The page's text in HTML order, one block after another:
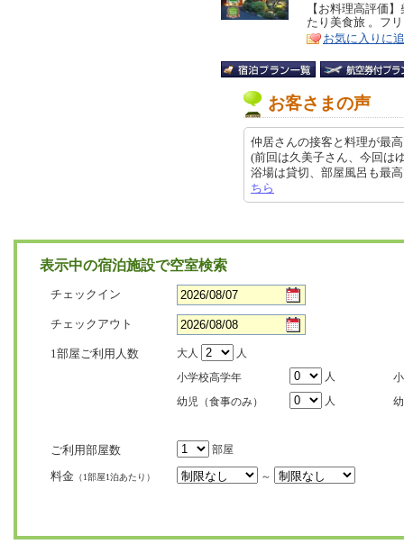
リ
ア
特
徴
【お料理高評価
たり美食旅 。フ
お気に入りに
お客さまの声
仲居さんの接客と料理が最
(前回は久美子さん、今回は
浴場は貸切、部屋風呂も最
ちら
表示中の宿泊施設で空室検索
チェックイン
チェックアウト
1部屋ご利用人数 大人
人
小学校高学年
人
幼児（食事のみ）
人
ご利用部屋数 部屋
料金 （1部屋1泊あたり） ～